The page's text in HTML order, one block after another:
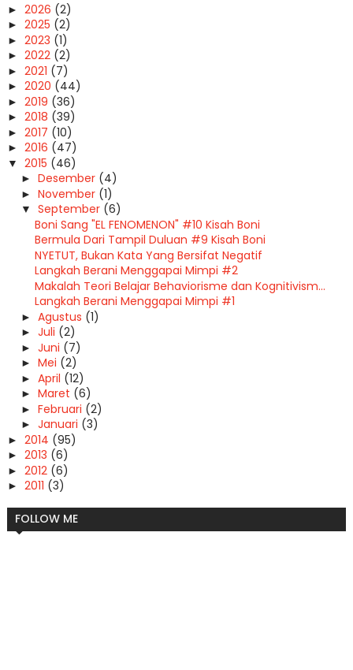
► 2026 (2)
► 2025 (2)
► 2023 (1)
► 2022 (2)
► 2021 (7)
► 2020 (44)
► 2019 (36)
► 2018 (39)
► 2017 (10)
► 2016 (47)
▼ 2015 (46)
► Desember (4)
► November (1)
▼ September (6)
Boni Sang "EL FENOMENON" #10 Kisah Boni
Bermula Dari Tampil Duluan #9 Kisah Boni
NYETUT, Bukan Kata Yang Bersifat Negatif
Langkah Berani Menggapai Mimpi #2
Makalah Teori Belajar Behaviorisme dan Kognitivism...
Langkah Berani Menggapai Mimpi #1
► Agustus (1)
► Juli (2)
► Juni (7)
► Mei (2)
► April (12)
► Maret (6)
► Februari (2)
► Januari (3)
► 2014 (95)
► 2013 (6)
► 2012 (6)
► 2011 (3)
FOLLOW ME